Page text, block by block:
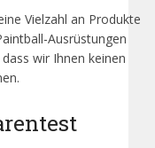
Vielzahl an Produkte
Ausrüstungen
wir Ihnen keinen